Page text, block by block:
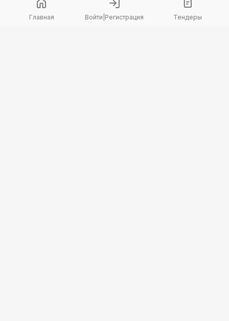
Главная Войти Регистрация Тендеры